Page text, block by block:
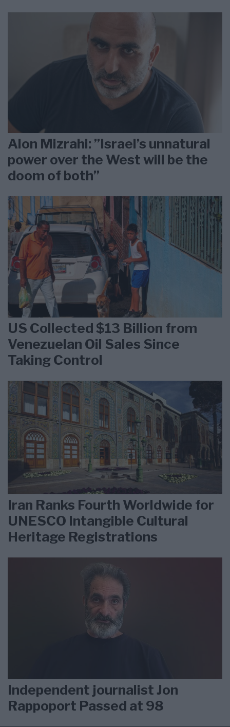
Alon Mizrahi: ”Israel’s unnatural
power over the West will be the
doom of both”
US Collected $13 Billion from
Venezuelan Oil Sales Since
Taking Control
Iran Ranks Fourth Worldwide for
UNESCO Intangible Cultural
Heritage Registrations
Independent journalist Jon
Rappoport Passed at 98